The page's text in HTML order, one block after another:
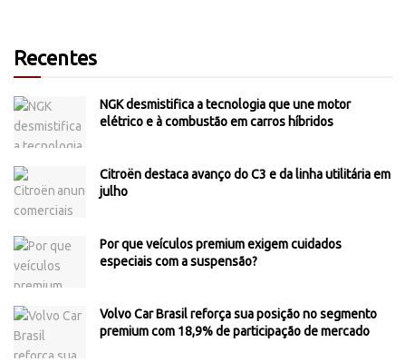
Recentes
NGK desmistifica a tecnologia que une motor
elétrico e à combustão em carros híbridos
Citroën destaca avanço do C3 e da linha utilitária em
julho
Por que veículos premium exigem cuidados
especiais com a suspensão?
Volvo Car Brasil reforça sua posição no segmento
premium com 18,9% de participação de mercado